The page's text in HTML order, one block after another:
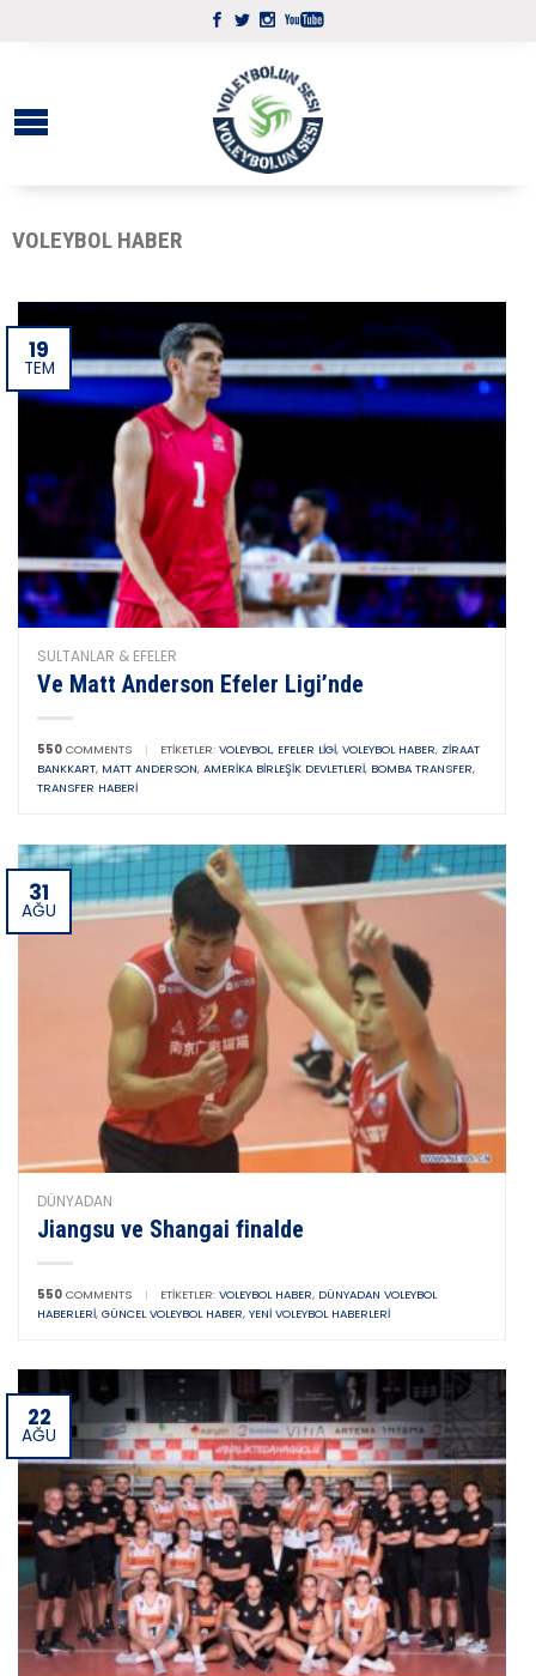
VOLEYBOL HABER
19
TEM
SULTANLAR & EFELER
Ve Matt Anderson Efeler Ligi’nde
550 COMMENTS | ETIKETLER: VOLEYBOL, EFELER LIGI, VOLEYBOL HABER, ZIRAAT
BANKKART, MATT ANDERSON, AMERIKA BIRLEŞIK DEVLETLERI, BOMBA TRANSFER,
TRANSFER HABERI
31
AĞU
DÜNYADAN
Jiangsu ve Shangai finalde
550 COMMENTS | ETIKETLER: VOLEYBOL HABER, DÜNYADAN VOLEYBOL
HABERLERI, GÜNCEL VOLEYBOL HABER, YENI VOLEYBOL HABERLERI
22
AĞU